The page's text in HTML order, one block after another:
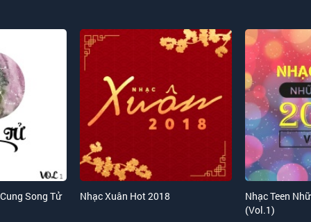
Song Tử
Nhạc Xuân Hot 2018
Nhạc Teen
(Vol.1)